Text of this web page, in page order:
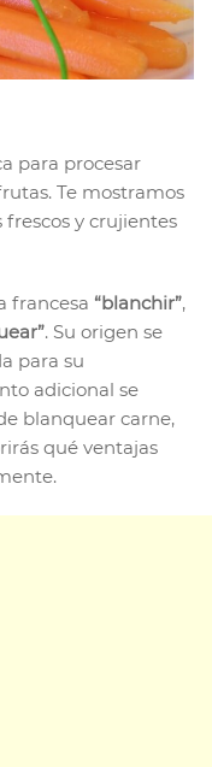
para procesar
Te mostramos
y crujientes
francesa “blanchir”,
. Su origen se
para su
adicional se
blanquear carne,
qué ventajas